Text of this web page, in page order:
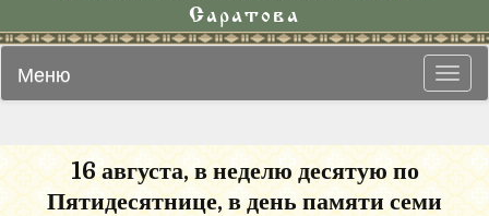
Саратова
Меню
16 августа, в неделю десятую по
Пятидесятнице, в день памяти семи